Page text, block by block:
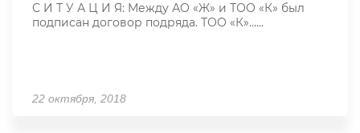
С И Т У А Ц И Я: Между АО «Ж» и ТОО «К» был
подписан договор подряда. ТОО «К»…...
22 октября, 2018